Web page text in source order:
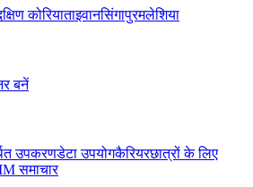
कोरियाताइवानसिंगापुरमलेशिया
बनें
उपकरणडेटा उपयोगकैरियरछात्रों के लिए
समाचार